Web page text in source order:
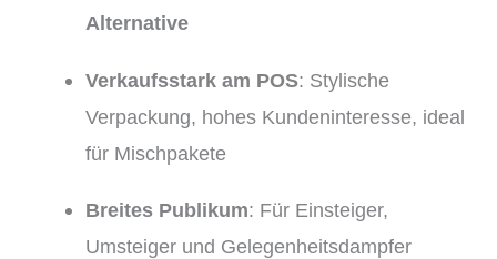
Alternative
Verkaufsstark am POS: Stylische
Verpackung, hohes Kundeninteresse, ideal
für Mischpakete
Breites Publikum: Für Einsteiger,
Umsteiger und Gelegenheitsdampfer